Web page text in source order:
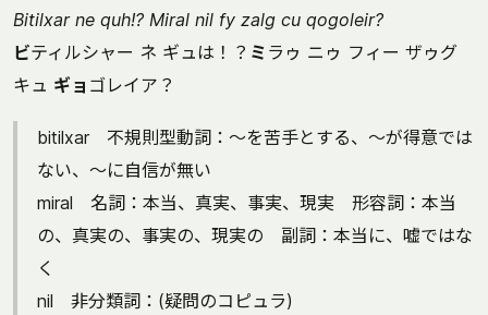
Bitilxar ne quh!? Miral nil fy zalg cu qogoleir?
ビティルシャー ネ ギュは！？ ミ ラゥ ニゥ フィー ザゥグ
キュ ギョ ゴレイア？
bitilxar 不規則型動詞：～を苦手とする、～が得意では
ない、～に自信が無い
miral 名詞：本当、真実、事実、現実 形容詞：本当
の、真実の、事実の、現実の 副詞：本当に、嘘ではな
く
nil 非分類詞：(疑問のコピュラ)